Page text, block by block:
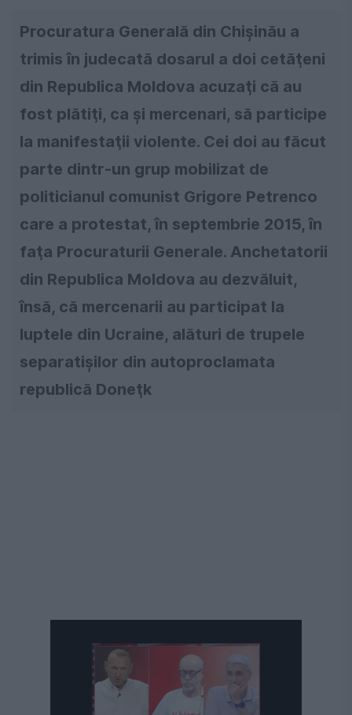
Procuratura Generală din Chişinău a
trimis în judecată dosarul a doi cetăţeni
din Republica Moldova acuzaţi că au
fost plătiţi, ca şi mercenari, să participe
la manifestaţii violente. Cei doi au făcut
parte dintr-un grup mobilizat de
politicianul comunist Grigore Petrenco
care a protestat, în septembrie 2015, în
faţa Procuraturii Generale. Anchetatorii
din Republica Moldova au dezvăluit,
însă, că mercenarii au participat la
luptele din Ucraine, alături de trupele
separatişilor din autoproclamata
republică Doneţk